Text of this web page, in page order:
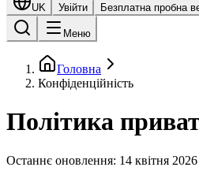
UK Увійти Безплатна пробна
Меню
Головна
Конфіденційність
Політика
Останнє оновлення: 14 квітня 2026